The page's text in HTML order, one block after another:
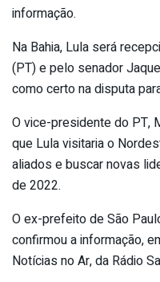
informação.
Na Bahia, Lula será
(PT) e pelo senador
como certo na disputa
O vice-presidente do PT,
que Lula visitaria o
aliados e buscar novas
de 2022.
O ex-prefeito de São
confirmou a informação,
Notícias no Ar, da Rádio